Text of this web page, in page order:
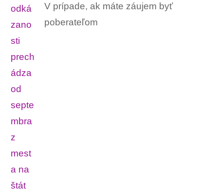
V prípade, ak máte záujem byť
poberateľom